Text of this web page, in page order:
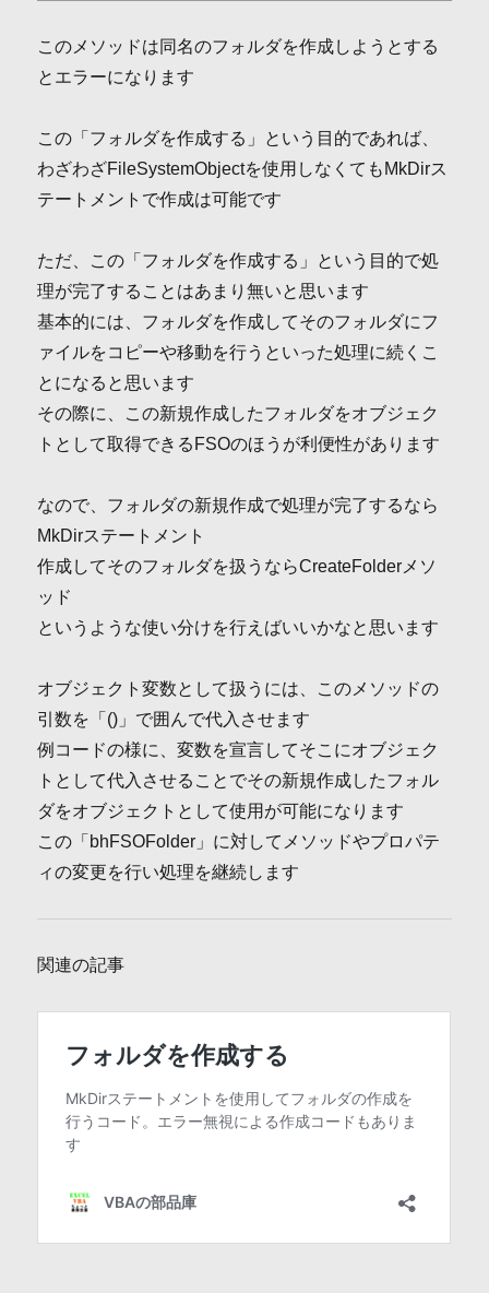
このメソッドは同名のフォルダを作成しようとする
とエラーになります
この「フォルダを作成する」という目的であれば、
わざわざFileSystemObjectを使用しなくてもMkDirス
テートメントで作成は可能です
ただ、この「フォルダを作成する」という目的で処
理が完了することはあまり無いと思います
基本的には、フォルダを作成してそのフォルダにフ
ァイルをコピーや移動を行うといった処理に続くこ
とになると思います
その際に、この新規作成したフォルダをオブジェク
トとして取得できるFSOのほうが利便性があります
なので、フォルダの新規作成で処理が完了するなら
MkDirステートメント
作成してそのフォルダを扱うならCreateFolderメソ
ッド
というような使い分けを行えばいいかなと思います
オブジェクト変数として扱うには、このメソッドの
引数を「()」で囲んで代入させます
例コードの様に、変数を宣言してそこにオブジェク
トとして代入させることでその新規作成したフォル
ダをオブジェクトとして使用が可能になります
この「bhFSOFolder」に対してメソッドやプロパテ
ィの変更を行い処理を継続します
関連の記事